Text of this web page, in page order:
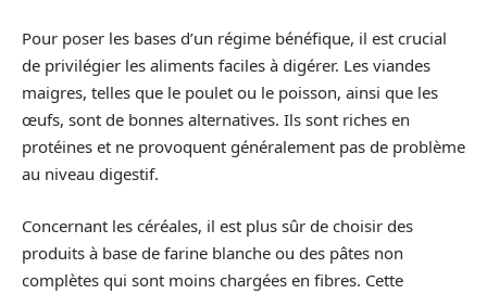
Pour poser les bases d’un régime bénéfique, il est crucial
de privilégier les aliments faciles à digérer. Les viandes
maigres, telles que le poulet ou le poisson, ainsi que les
œufs, sont de bonnes alternatives. Ils sont riches en
protéines et ne provoquent généralement pas de problème
au niveau digestif.
Concernant les céréales, il est plus sûr de choisir des
produits à base de farine blanche ou des pâtes non
complètes qui sont moins chargées en fibres. Cette